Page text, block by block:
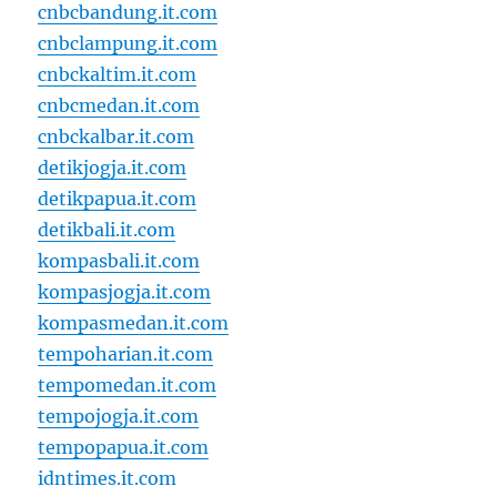
cnbcbandung.it.com
cnbclampung.it.com
cnbckaltim.it.com
cnbcmedan.it.com
cnbckalbar.it.com
detikjogja.it.com
detikpapua.it.com
detikbali.it.com
kompasbali.it.com
kompasjogja.it.com
kompasmedan.it.com
tempoharian.it.com
tempomedan.it.com
tempojogja.it.com
tempopapua.it.com
idntimes.it.com